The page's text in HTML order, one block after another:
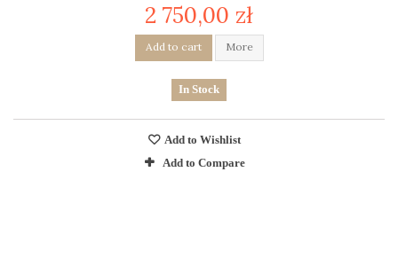
2 750,00 zł
Add to cart More
In Stock
Add to Wishlist
Add to Compare